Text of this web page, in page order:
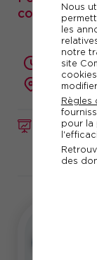
Nous
les
notre
site
Règles
pour la
des
4 jours